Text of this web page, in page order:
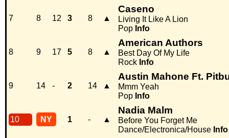
7 8 12 3 8 ▲
Caseno
Living It Like A Lion
Pop Info
8 9 17 5 8 ▲
American Authors
Best Day Of My Life
Rock Info
9 14 - 2 14 ▲
Austin Mahone Ft.
Mmm Yeah
Pop Info
10 NY 1 - ▲
Nadia Malm
Before You Forget Me
Dance/Electronica/House Info